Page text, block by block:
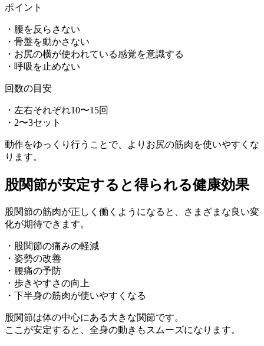
ポイント
・腰を反らさない
・骨盤を動かさない
・お尻の横が使われている感覚を意識する
・呼吸を止めない
回数の目安
・左右それぞれ10〜15回
・2〜3セット
動作をゆっくり行うことで、よりお尻の筋肉を使いやすくな
ります。
股関節が安定すると得られる健康効果
股関節の筋肉が正しく働くようになると、さまざまな良い変
化が期待できます。
・股関節の痛みの軽減
・姿勢の改善
・腰痛の予防
・歩きやすさの向上
・下半身の筋肉が使いやすくなる
股関節は体の中心にある大きな関節です。
ここが安定すると、全身の動きもスムーズになります。